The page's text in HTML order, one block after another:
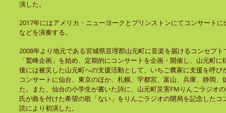
演した。
2017年にはアメリカ・ニューヨークとプリンストンにてコンサート
などを演奏する。
2008年より地元である宮城県亘理郡山元町に音楽を届けるコンセプ
「鷲峰企画」を始め、定期的にコンサートを企画・開催し、山元町
後には被災した山元町への支援活動として、いちご農家に支援を呼
コンサートに仙台、東京のほか、札幌、宇都宮、富山、兵庫、静岡
た。また、仙台の小学生が書いた詩に、山元町災害FMりんごラジオ
氏が曲を付けた希望の歌「ない」をりんごラジオの開局を記念した
読により初演した。